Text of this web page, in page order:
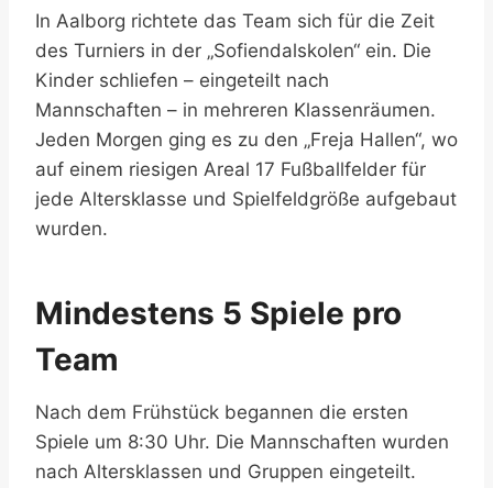
In Aalborg richtete das Team sich für die Zeit
des Turniers in der „Sofiendalskolen“ ein. Die
Kinder schliefen – eingeteilt nach
Mannschaften – in mehreren Klassenräumen.
Jeden Morgen ging es zu den „Freja Hallen“, wo
auf einem riesigen Areal 17 Fußballfelder für
jede Altersklasse und Spielfeldgröße aufgebaut
wurden.
Mindestens 5 Spiele pro
Team
Nach dem Frühstück begannen die ersten
Spiele um 8:30 Uhr. Die Mannschaften wurden
nach Altersklassen und Gruppen eingeteilt.